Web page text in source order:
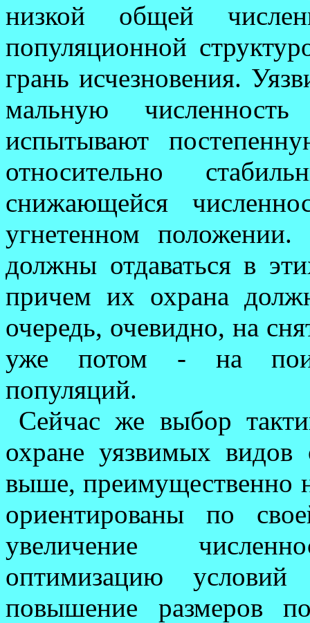
низкой общей
популяционной
грань ис­чезновения.
мальную
испытывают
относительно
снижающейся
угнетенном положении.
должны отдаваться в
причем их охрана
очередь, очевидно, на
уже потом - на
популяций.
Сейчас же выбор
охране уязвимых
выше, преимущественно
ориентированы по
увеличение
оптимизацию усло­вий
повышение раз­меров